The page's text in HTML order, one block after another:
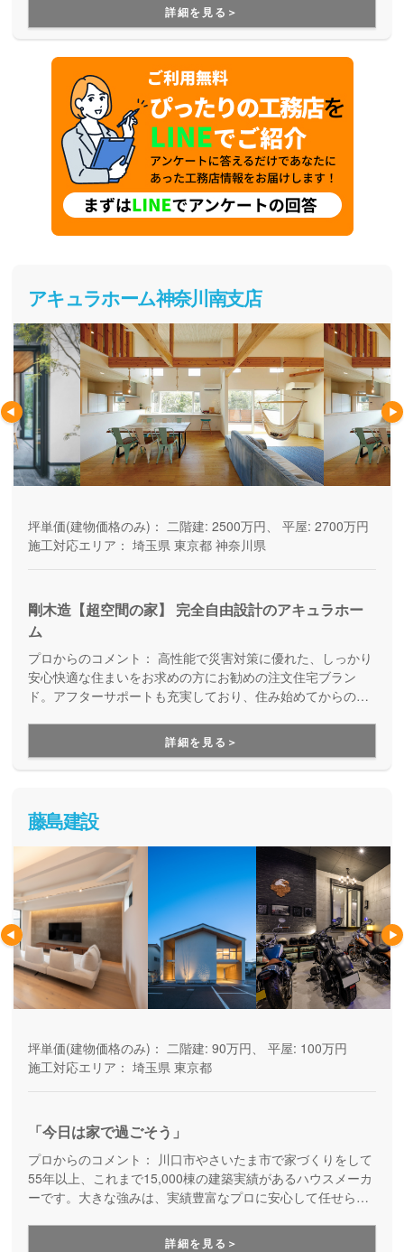
お手伝いしていきます。
んな暮らしがしたい！」という思いに寄り添い、設計士さん
と二人三脚で楽しめる家づくりです。
詳細を見る＞
アキュラホーム神奈川南支店
坪単価(建物価格のみ)： 二階建: 2500万円、 平屋: 2700万円
施工対応エリア： 埼玉県 東京都 神奈川県
剛木造【超空間の家】 完全自由設計のアキュラホー
ム
プロからのコメント：
安心快適な住まいをお求めの方にお勧めの注文住宅ブラン
ド。アフターサポートも充実しており、住み始めてからの暮
詳細を見る＞
藤島建設
坪単価(建物価格のみ)： 二階建: 90万円、 平屋: 100万円
施工対応エリア： 埼玉県 東京都
「今日は家で過ごそう」
プロからのコメント：
55年以上、これまで15,000棟の建築実績があるハウスメーカ
ーです。大きな強みは、実績豊富なプロに安心して任せられ
トが徹底していること。スタッフの雰囲気がアットホームで
詳細を見る＞